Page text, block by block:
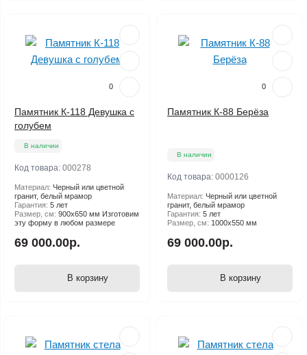
0
Памятник К-118 Девушка с
голубем
В наличии
Код товара: 000278
Материал: Черный или цветной
гранит, белый мрамор
Гарантия: 5 лет
Размер, см: 900х650 мм Изготовим
эту форму в любом размере
69 000.00р.
В корзину
0
Памятник К-88 Берёза
В наличии
Код товара: 0000126
Материал: Черный или цветной
гранит, белый мрамор
Гарантия: 5 лет
Размер, см: 1000х550 мм
69 000.00р.
В корзину